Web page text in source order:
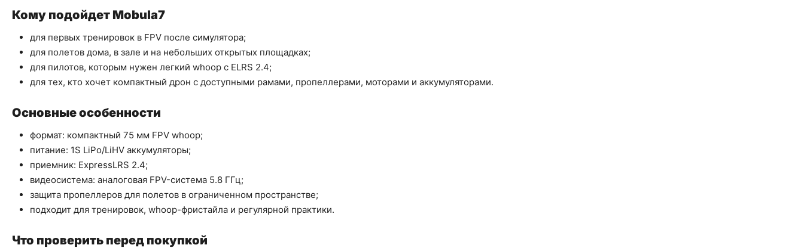
Кому подойдет Mobula7
для первых тренировок в FPV после симулятора;
для полетов дома, в зале и на небольших открытых площадках;
для пилотов, которым нужен легкий whoop с ELRS 2.4;
для тех, кто хочет компактный дрон с доступными рамами, пропеллерами, моторами и аккумуляторами.
Основные особенности
формат: компактный 75 мм FPV whoop;
питание: 1S LiPo/LiHV аккумуляторы;
приемник: ExpressLRS 2.4;
видеосистема: аналоговая FPV-система 5.8 ГГц;
защита пропеллеров для полетов в ограниченном пространстве;
подходит для тренировок, whoop-фристайла и регулярной практики.
Что проверить перед покупкой